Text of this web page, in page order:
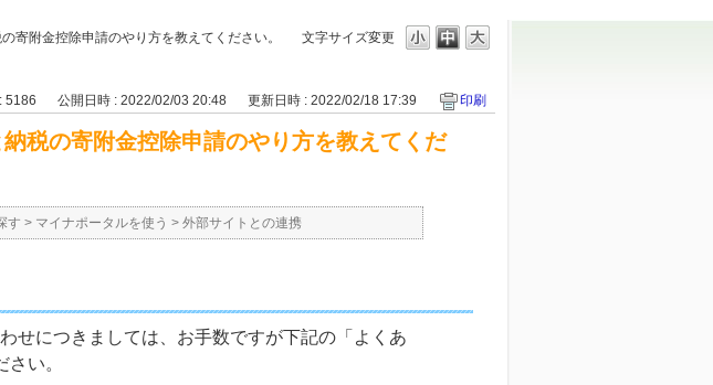
文字サイズ変更
寄附金控除申請のやり方を教えてください。
5186 公開日時 : 2022/02/03 20:48 更新日時 : 2022/02/18 17:39 印刷
税の寄附金控除申請のやり方を教えてくだ
す > マイナポータルを使う > 外部サイトとの連携
せにつきましては、お手数ですが下記の「よくあ
い。